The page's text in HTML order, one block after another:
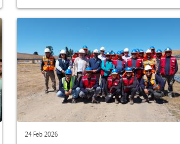
24 Feb 2026